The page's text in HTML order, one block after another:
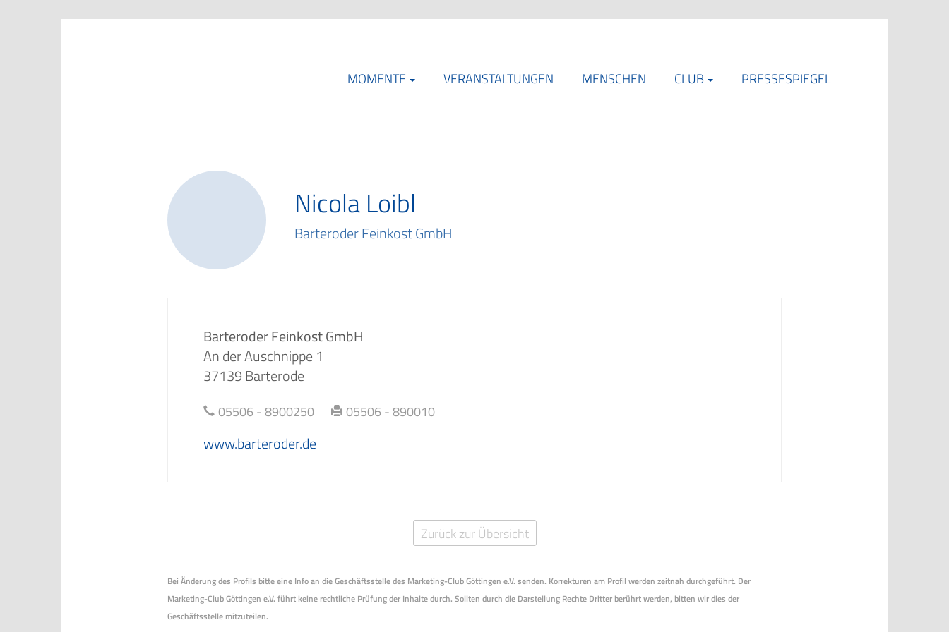
MOMENTE
VERANSTALTUNGEN MENSCHEN CLUB PRESSESPIEGEL
Nicola Loibl
Barteroder Feinkost GmbH
Barteroder Feinkost GmbH
An der Auschnippe 1
37139 Barterode
05506 - 8900250 05506 - 890010
www.barteroder.de
Zurück zur Übersicht
Bei Änderung des Profils bitte eine Info an die Geschäftsstelle des Marketing-Club Göttingen e.V. senden. Korrekturen am Profil werden zeitnah durchgeführt. Der
Marketing-Club Göttingen e.V. führt keine rechtliche Prüfung der Inhalte durch. Sollten durch die Darstellung Rechte Dritter berührt werden, bitten wir dies der
Geschäftsstelle mitzuteilen.